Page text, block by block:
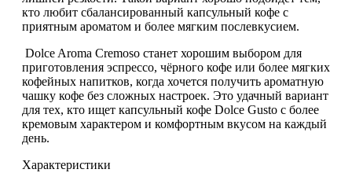
кто любит сбалансированный капсульный кофе с
приятным ароматом и более мягким послевкусием.
Dolce Aroma Cremoso станет хорошим выбором для
приготовления эспрессо, чёрного кофе или более мягких
кофейных напитков, когда хочется получить ароматную
чашку кофе без сложных настроек. Это удачный вариант
для тех, кто ищет капсульный кофе Dolce Gusto с более
кремовым характером и комфортным вкусом на каждый
день.
Характеристики